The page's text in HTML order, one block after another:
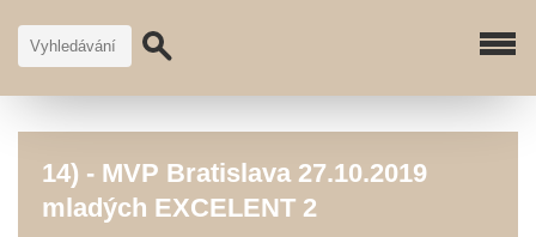
14) - MVP Bratislava 27.10.2019
mladých EXCELENT 2